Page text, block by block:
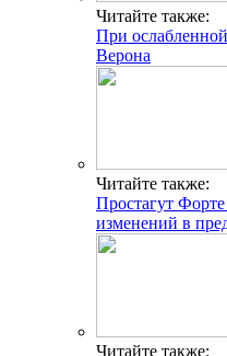
Читайте также:
При
Верона
Читайте также:
Простагут
изменений в
Читайте также: